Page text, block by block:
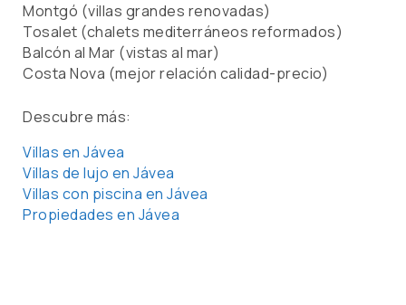
Montgó (villas grandes renovadas)
Tosalet (chalets mediterráneos reformados)
Balcón al Mar (vistas al mar)
Costa Nova (mejor relación calidad-precio)
Descubre más:
Villas en Jávea
Villas de lujo en Jávea
Villas con piscina en Jávea
Propiedades en Jávea